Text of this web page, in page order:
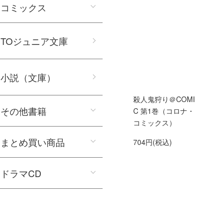
殺人鬼狩り＠COMI
C 第1巻（コロナ・
コミックス）
704円(税込)
コミックス
TOジュニア文庫
小説（文庫）
その他書籍
まとめ買い商品
ドラマCD